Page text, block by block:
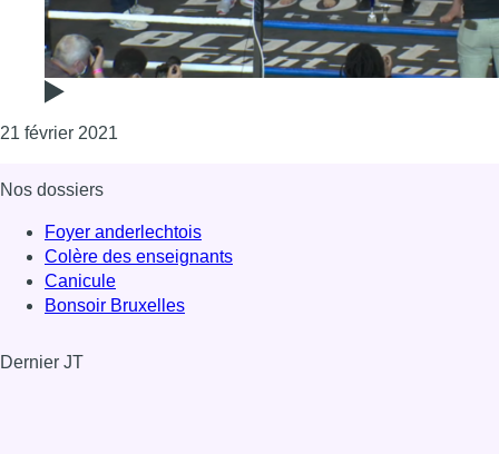
21 février 2021
Nos dossiers
Foyer anderlechtois
Colère des enseignants
Canicule
Bonsoir Bruxelles
Dernier JT